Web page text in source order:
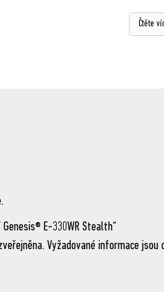
Čtěte
E-330WR Stealth“
Vyžadované informace jsou